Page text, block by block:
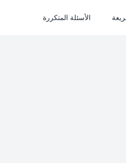
الأسئلة المتكررة